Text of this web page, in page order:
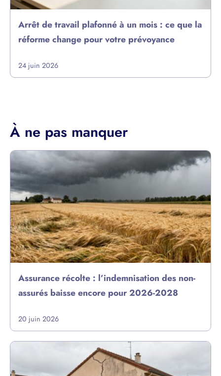
Arrêt de travail plafonné à un mois : ce que la
réforme change pour votre prévoyance
24 juin 2026
À ne pas manquer
Assurance récolte : l’indemnisation des non-
assurés baisse encore pour 2026-2028
20 juin 2026